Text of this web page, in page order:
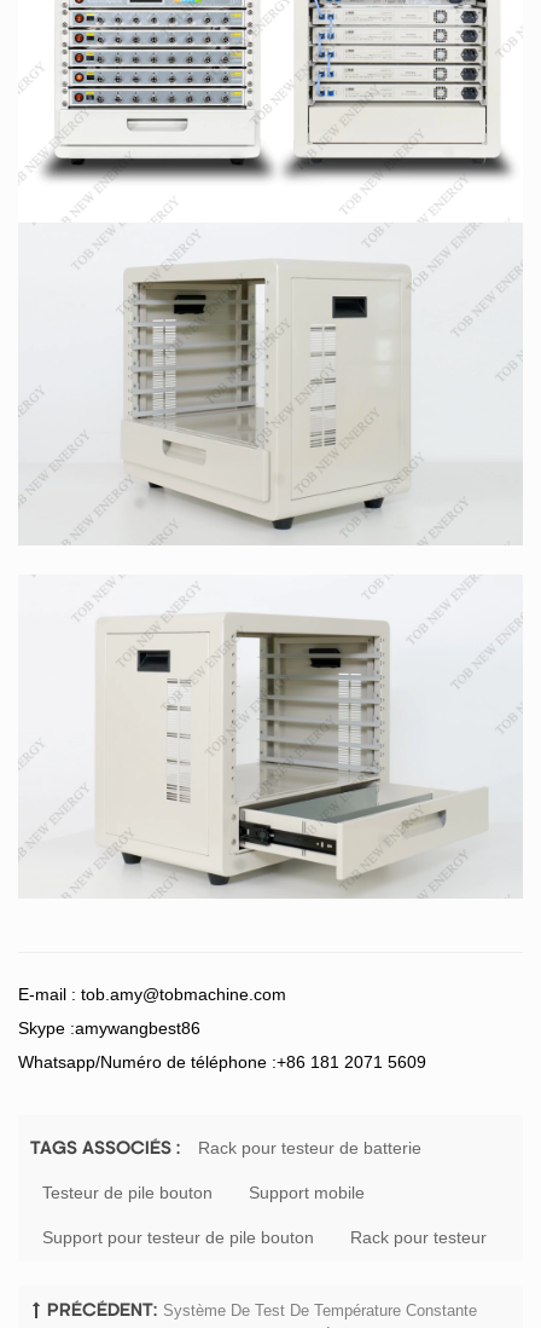
E-mail : tob.amy@tobmachine.com
Skype :amywangbest86
Whatsapp/Numéro de téléphone :+86 181 2071 5609
TAGS ASSOCIÉS : Rack pour testeur de batterie
Testeur de pile bouton Support mobile
Support pour testeur de pile bouton Rack pour testeur
PRÉCÉDENT: Système De Test De Température Constante